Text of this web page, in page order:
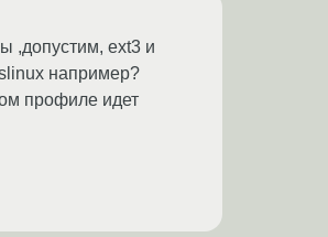
,допустим, ext3 и
например?
профиле идет